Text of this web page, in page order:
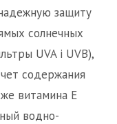
защиту
солнечных
UVA i UVB),
содержания
витамина Е
водно-